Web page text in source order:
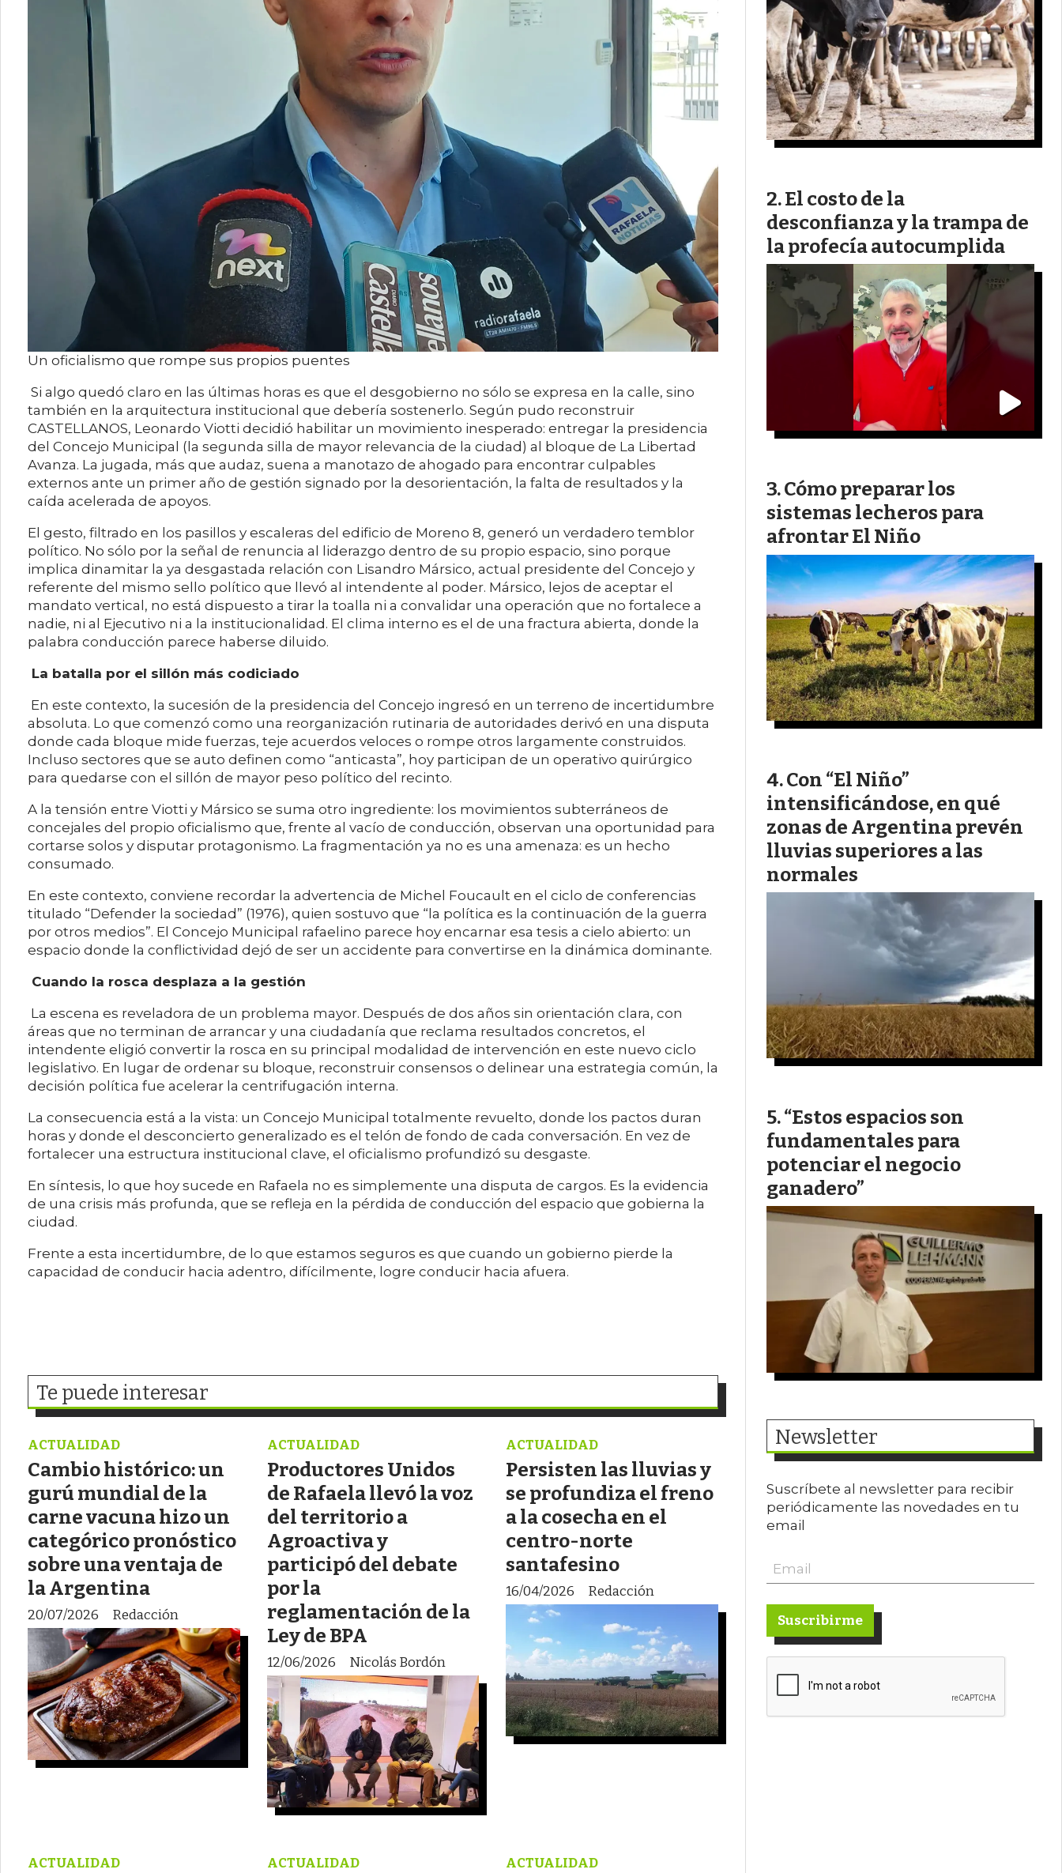
Un oficialismo que rompe sus propios puentes
Si algo quedó claro en las últimas horas es que el desgobierno no sólo se expresa en la calle, sino
también en la arquitectura institucional que debería sostenerlo. Según pudo reconstruir
CASTELLANOS, Leonardo Viotti decidió habilitar un movimiento inesperado: entregar la presidencia
del Concejo Municipal (la segunda silla de mayor relevancia de la ciudad) al bloque de La Libertad
Avanza. La jugada, más que audaz, suena a manotazo de ahogado para encontrar culpables
externos ante un primer año de gestión signado por la desorientación, la falta de resultados y la
caída acelerada de apoyos.
El gesto, filtrado en los pasillos y escaleras del edificio de Moreno 8, generó un verdadero temblor
político. No sólo por la señal de renuncia al liderazgo dentro de su propio espacio, sino porque
implica dinamitar la ya desgastada relación con Lisandro Mársico, actual presidente del Concejo y
referente del mismo sello político que llevó al intendente al poder. Mársico, lejos de aceptar el
mandato vertical, no está dispuesto a tirar la toalla ni a convalidar una operación que no fortalece a
nadie, ni al Ejecutivo ni a la institucionalidad. El clima interno es el de una fractura abierta, donde la
palabra conducción parece haberse diluido.
La batalla por el sillón más codiciado
En este contexto, la sucesión de la presidencia del Concejo ingresó en un terreno de incertidumbre
absoluta. Lo que comenzó como una reorganización rutinaria de autoridades derivó en una disputa
donde cada bloque mide fuerzas, teje acuerdos veloces o rompe otros largamente construidos.
Incluso sectores que se auto definen como “anticasta”, hoy participan de un operativo quirúrgico
para quedarse con el sillón de mayor peso político del recinto.
A la tensión entre Viotti y Mársico se suma otro ingrediente: los movimientos subterráneos de
concejales del propio oficialismo que, frente al vacío de conducción, observan una oportunidad para
cortarse solos y disputar protagonismo. La fragmentación ya no es una amenaza: es un hecho
consumado.
En este contexto, conviene recordar la advertencia de Michel Foucault en el ciclo de conferencias
titulado “Defender la sociedad” (1976), quien sostuvo que “la política es la continuación de la guerra
por otros medios”. El Concejo Municipal rafaelino parece hoy encarnar esa tesis a cielo abierto: un
espacio donde la conflictividad dejó de ser un accidente para convertirse en la dinámica dominante.
Cuando la rosca desplaza a la gestión
La escena es reveladora de un problema mayor. Después de dos años sin orientación clara, con
áreas que no terminan de arrancar y una ciudadanía que reclama resultados concretos, el
intendente eligió convertir la rosca en su principal modalidad de intervención en este nuevo ciclo
legislativo. En lugar de ordenar su bloque, reconstruir consensos o delinear una estrategia común, la
decisión política fue acelerar la centrifugación interna.
La consecuencia está a la vista: un Concejo Municipal totalmente revuelto, donde los pactos duran
horas y donde el desconcierto generalizado es el telón de fondo de cada conversación. En vez de
fortalecer una estructura institucional clave, el oficialismo profundizó su desgaste.
En síntesis, lo que hoy sucede en Rafaela no es simplemente una disputa de cargos. Es la evidencia
de una crisis más profunda, que se refleja en la pérdida de conducción del espacio que gobierna la
ciudad.
Frente a esta incertidumbre, de lo que estamos seguros es que cuando un gobierno pierde la
capacidad de conducir hacia adentro, difícilmente, logre conducir hacia afuera.
Te puede interesar
Cambio histórico: un
gurú mundial de la
carne vacuna hizo un
categórico pronóstico
sobre una ventaja de
la Argentina
Redacción
ACTUALIDAD
20/07/2026
Productores Unidos
de Rafaela llevó la voz
del territorio a
Agroactiva y
participó del debate
por la
reglamentación de la
Ley de BPA
Nicolás Bordón
ACTUALIDAD
12/06/2026
Persisten las lluvias y
se profundiza el freno
a la cosecha en el
centro-norte
santafesino
Redacción
ACTUALIDAD
16/04/2026
ACTUALIDAD ACTUALIDAD ACTUALIDAD
El costo de la
desconfianza y la trampa de
la profecía autocumplida
Cómo preparar los
sistemas lecheros para
afrontar El Niño
Con “El Niño”
intensificándose, en qué
zonas de Argentina prevén
lluvias superiores a las
normales
“Estos espacios son
fundamentales para
potenciar el negocio
ganadero”
Newsletter
Suscríbete al newsletter para recibir
periódicamente las novedades en tu
email
Suscribirme